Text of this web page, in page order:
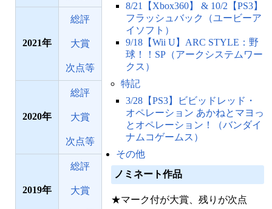
2021
総評
大賞
次点等
2020
総評
大賞
次点等
2019
総評
大賞
8/21【Xbox360】 & 10/2【PS3】
フラッシュバック（ユービーア
イソフト）
9/18【Wii U】ARC STYLE：野
球！！SP（アークシステムワー
クス）
特記
3/28【PS3】ビビッドレッド・
オペレーション あかねとマヨっ
とオペレーション！（バンダイ
ナムコゲームス）
その他
ノミネート作品
★マーク付が大賞、残りが次点